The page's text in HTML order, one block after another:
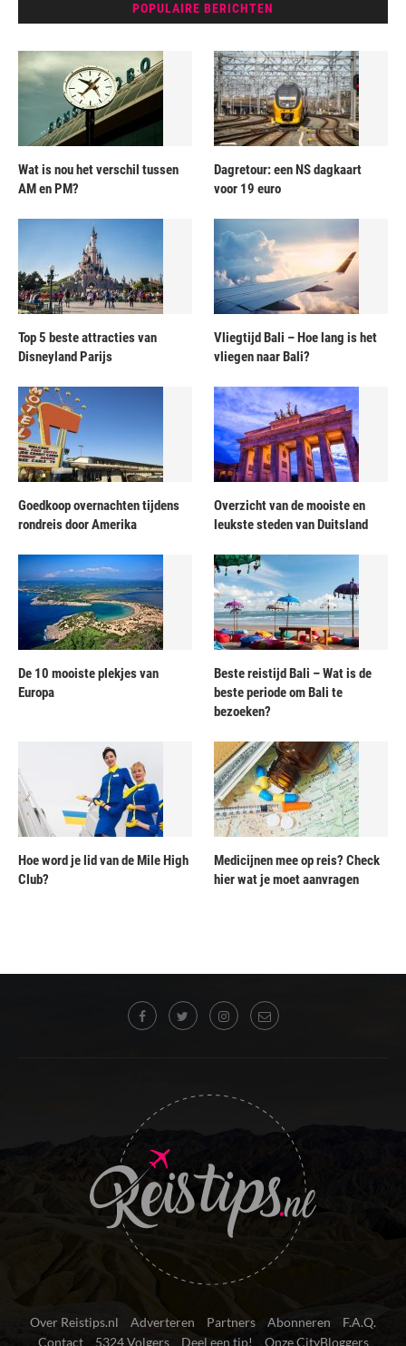
POPULAIRE BERICHTEN
Wat is nou het verschil tussen
AM en PM?
Dagretour: een NS dagkaart
voor 19 euro
Top 5 beste attracties van
Disneyland Parijs
Vliegtijd Bali – Hoe lang is het
vliegen naar Bali?
Goedkoop overnachten tijdens
rondreis door Amerika
Overzicht van de mooiste en
leukste steden van Duitsland
De 10 mooiste plekjes van
Europa
Beste reistijd Bali – Wat is de
beste periode om Bali te
bezoeken?
Hoe word je lid van de Mile High
Club?
Medicijnen mee op reis? Check
hier wat je moet aanvragen
Over Reistips.nl Adverteren Partners Abonneren
F.A.Q.
Contact
5324 Volgers Deel een tip! Onze CityBloggers